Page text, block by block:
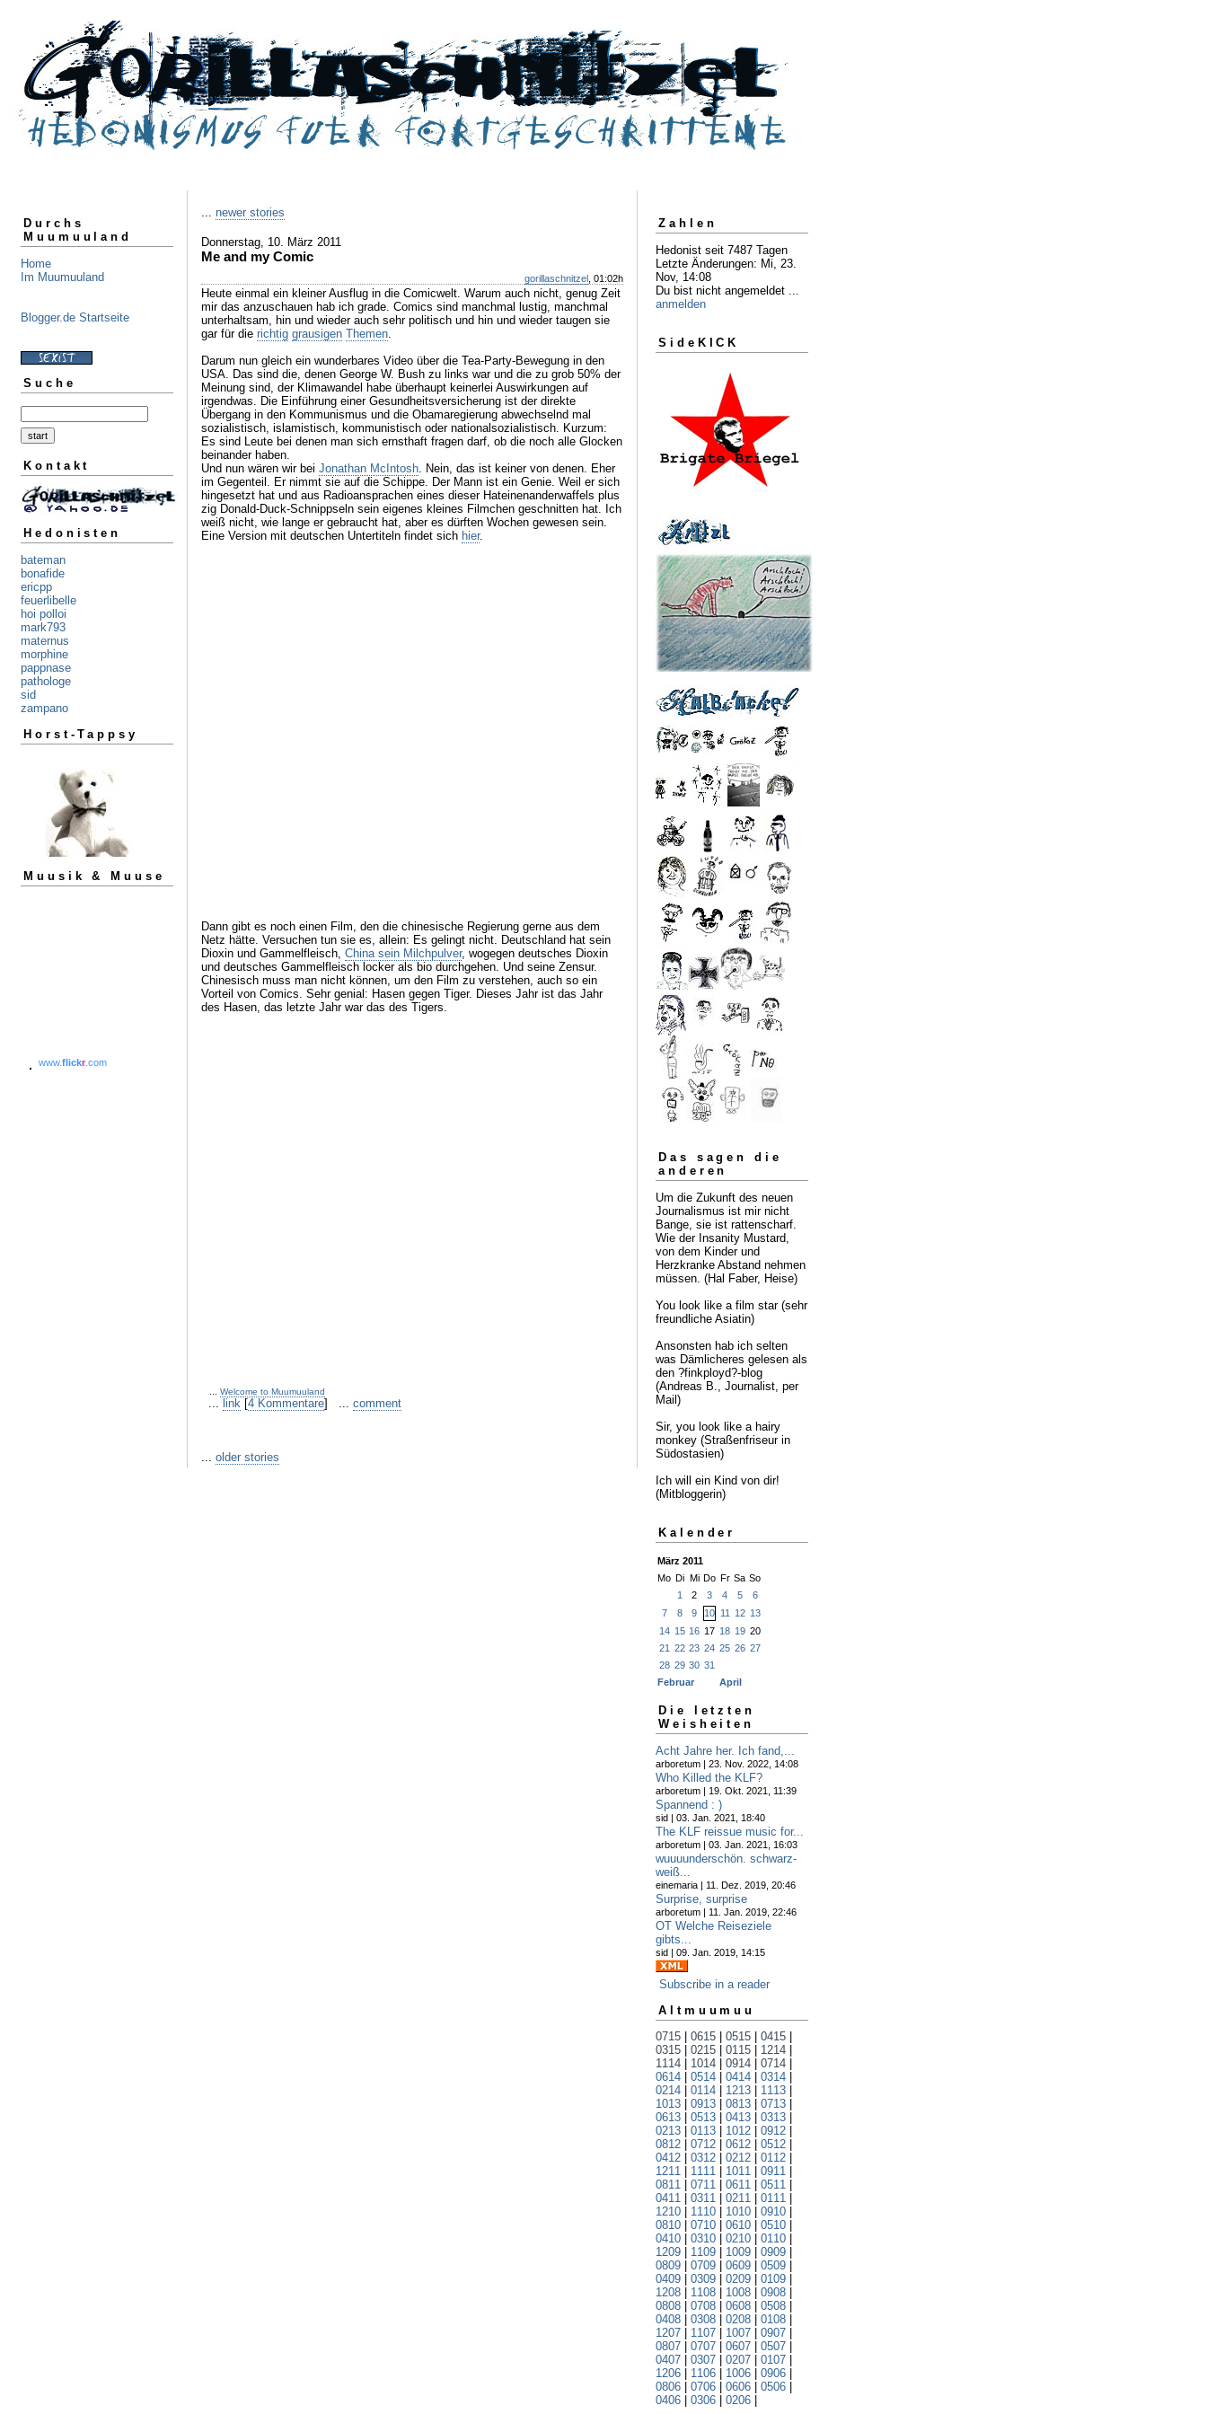
Durchs
Muumuuland
Home
Im Muumuuland
Blogger.de Startseite
Suche
Kontakt
Hedonisten
bateman
bonafide
ericpp
feuerlibelle
hoi polloi
mark793
maternus
morphine
pappnase
pathologe
sid
zampano
Horst-Tappsy
Muusik & Muuse
www.flickr.com
... newer stories
Donnerstag, 10. März 2011
Me and my Comic
gorillaschnitzel , 01:02h
Heute einmal ein kleiner Ausflug in die Comicwelt. Warum auch nicht, genug Zeit
mir das anzuschauen hab ich grade. Comics sind manchmal lustig, manchmal
unterhaltsam, hin und wieder auch sehr politisch und hin und wieder taugen sie
gar für die richtig grausigen Themen.
Darum nun gleich ein wunderbares Video über die Tea-Party-Bewegung in den
USA. Das sind die, denen George W. Bush zu links war und die zu grob 50% der
Meinung sind, der Klimawandel habe überhaupt keinerlei Auswirkungen auf
irgendwas. Die Einführung einer Gesundheitsversicherung ist der direkte
Übergang in den Kommunismus und die Obamaregierung abwechselnd mal
sozialistisch, islamistisch, kommunistisch oder nationalsozialistisch. Kurzum:
Es sind Leute bei denen man sich ernsthaft fragen darf, ob die noch alle Glocken
beinander haben.
Und nun wären wir bei Jonathan McIntosh. Nein, das ist keiner von denen. Eher
im Gegenteil. Er nimmt sie auf die Schippe. Der Mann ist ein Genie. Weil er sich
hingesetzt hat und aus Radioansprachen eines dieser Hateinenanderwaffels plus
zig Donald-Duck-Schnippseln sein eigenes kleines Filmchen geschnitten hat. Ich
weiß nicht, wie lange er gebraucht hat, aber es dürften Wochen gewesen sein.
Eine Version mit deutschen Untertiteln findet sich hier.
Dann gibt es noch einen Film, den die chinesische Regierung gerne aus dem
Netz hätte. Versuchen tun sie es, allein: Es gelingt nicht. Deutschland hat sein
Dioxin und Gammelfleisch, China sein Milchpulver, wogegen deutsches Dioxin
und deutsches Gammelfleisch locker als bio durchgehen. Und seine Zensur.
Chinesisch muss man nicht können, um den Film zu verstehen, auch so ein
Vorteil von Comics. Sehr genial: Hasen gegen Tiger. Dieses Jahr ist das Jahr
des Hasen, das letzte Jahr war das des Tigers.
Welcome to Muumuuland
... link [4 Kommentare] ... comment
... older stories
Zahlen
Hedonist seit 7487 Tagen
Letzte Änderungen: Mi, 23.
Nov, 14:08
Du bist nicht angemeldet ...
anmelden
SideKICK
Das sagen die
anderen
Um die Zukunft des neuen
Journalismus ist mir nicht
Bange, sie ist rattenscharf.
Wie der Insanity Mustard,
von dem Kinder und
Herzkranke Abstand nehmen
müssen. (Hal Faber, Heise)
You look like a film star (sehr
freundliche Asiatin)
Ansonsten hab ich selten
was Dämlicheres gelesen als
den ?finkployd?-blog
(Andreas B., Journalist, per
Mail)
Sir, you look like a hairy
monkey (Straßenfriseur in
Südostasien)
Ich will ein Kind von dir!
(Mitbloggerin)
Kalender
März 2011
Mo Di Mi Do Fr Sa So
1
2 3 4 5
6
7
8 9 10 11 12 13
14 15 16 17 18 19 20
21
22 23 24 25 26 27
28 29 30 31
Februar
April
Die letzten
Weisheiten
Acht Jahre her. Ich fand,...
arboretum | 23. Nov. 2022, 14:08
Who Killed the KLF?
arboretum | 19. Okt. 2021, 11:39
Spannend : )
sid | 03. Jan. 2021, 18:40
The KLF reissue music for...
arboretum | 03. Jan. 2021, 16:03
wuuuunderschön. schwarz-
weiß...
einemaria | 11. Dez. 2019, 20:46
Surprise, surprise
arboretum | 11. Jan. 2019, 22:46
OT Welche Reiseziele
gibts...
sid | 09. Jan. 2019, 14:15
Subscribe in a reader
Altmuumuu
0715
0615 0515 0415
0315
0215 0115 1214
1114
1014 0914 0714
0614
0514 0414 0314
0214
0114 1213 1113
1013
0913 0813 0713
0613
0513 0413 0313
0213
0113 1012 0912
0812
0712 0612 0512
0412
0312 0212 0112
1211
1111 1011 0911
0811
0711 0611 0511
0411
0311 0211 0111
1210
1110 1010 0910
0810
0710 0610 0510
0410
0310 0210 0110
1209
1109 1009 0909
0809
0709 0609 0509
0409
0309 0209 0109
1208
1108 1008 0908
0808
0708 0608 0508
0408
0308 0208 0108
1207
1107 1007 0907
0807
0707 0607 0507
0407
0307 0207 0107
1206
1106 1006 0906
0806
0706 0606 0506
0406
0306 0206